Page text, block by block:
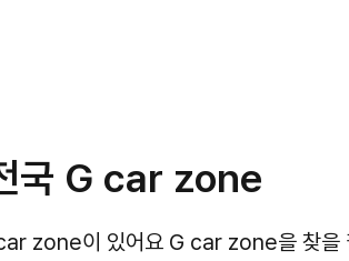
국 G car zone
zone이 있어요 G car zone을 찾을